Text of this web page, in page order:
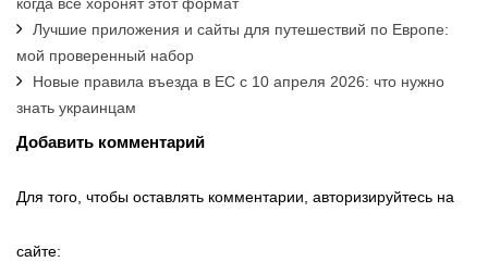
Лучшие приложения и сайты для путешествий по Европе:
мой проверенный набор
Новые правила въезда в ЕС с 10 апреля 2026: что нужно
знать украинцам
Добавить комментарий
Для того, чтобы оставлять комментарии, авторизируйтесь на
сайте: